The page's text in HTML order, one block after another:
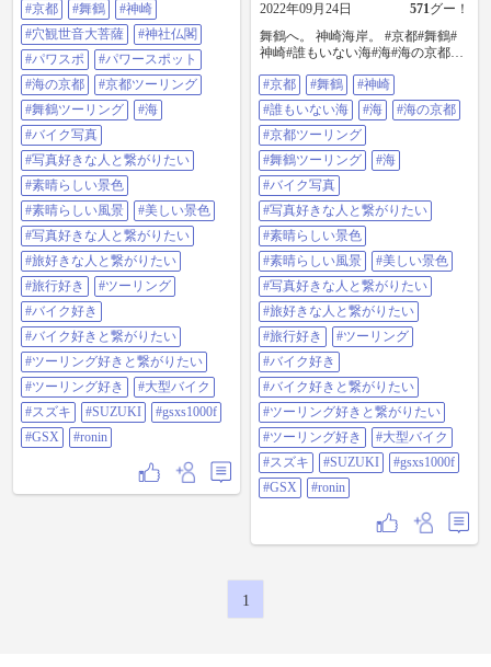
神社仏閣#パワスポ#パワースポッ
ト#海の京都#京都ツーリング#舞鶴
ツーリング#海#バイク写真#写真好
きな人と繋がりたい#素晴らしい景
色#素晴らしい風景#美しい景色#写
真好きな人と繋がりたい#旅好きな
人と繋がりたい#旅行好き#ツーリ
ング#バイク好き#バイク好きと繋
がりたい#ツーリング好きと繋がり
たい#ツーリング好き#大型バイク#
スズキ
#SUZUKI#GSXS1000F#GSX#ronin
#京都 #舞鶴
#神崎
#穴観世音大菩薩
#神社仏閣
#パワスポ
#パワースポット
#海の京都
#京都ツーリング
#舞鶴ツーリング
#海
#バイク写真
#写真好きな人と繋がりたい
#素晴らしい景色
#素晴らしい風景
#美しい景色
#写真好きな人と繋がりたい
#旅好きな人と繋がりたい
#旅行好き
#ツーリング
#バイク好き
#バイク好きと繋がりたい
#ツーリング好きと繋がりたい
#ツーリング好き
#大型バイク
#スズキ
#SUZUKI
#gsxs1000f
#GSX
#ronin
2022年09月24日 571グー！
舞鶴へ。 神崎海岸。 #京都#舞鶴#
神崎#誰もいない海#海#海の京都#
海#バイク写真#写真好きな人と繋
がりたい#素晴らしい景色#素晴ら
しい風景#美しい景色#写真好きな
人と繋がりたい#旅好きな人と繋が
りたい#旅行好き#ツーリング#バイ
ク好き#バイク好きと繋がりたい#
ツーリング好きと繋がりたい#ツー
リング好き#大型バイク#スズキ
#SUZUKI#GSXS1000F#GSX#ronin
#京都 #舞鶴
#神崎
#誰もいない海
#海
#海の京都
#京都ツーリング
#舞鶴ツーリング
#海
#バイク写真
#写真好きな人と繋がりたい
#素晴らしい景色
#素晴らしい風景
#美しい景色
#写真好きな人と繋がりたい
#旅好きな人と繋がりたい
#旅行好き
#ツーリング
#バイク好き
#バイク好きと繋がりたい
#ツーリング好きと繋がりたい
#ツーリング好き
#大型バイク
#スズキ
#SUZUKI
#gsxs1000f
#GSX
#ronin
1